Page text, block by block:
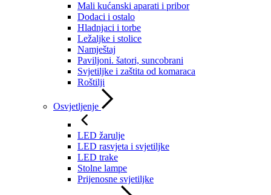
Mali kućanski aparati i pribor
Dodaci i ostalo
Hladnjaci i torbe
Ležaljke i stolice
Namještaj
Paviljoni. šatori, suncobrani
Svjetiljke i zaštita od komaraca
Roštilji
Osvjetljenje
LED žarulje
LED rasvjeta i svjetiljke
LED trake
Stolne lampe
Prijenosne svjetiljke